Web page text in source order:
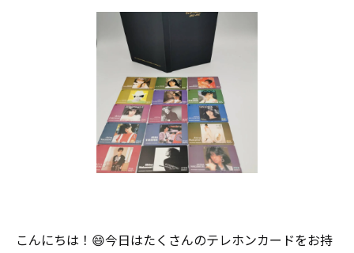
こんにちは！😄今日はたくさんのテレホンカードをお持